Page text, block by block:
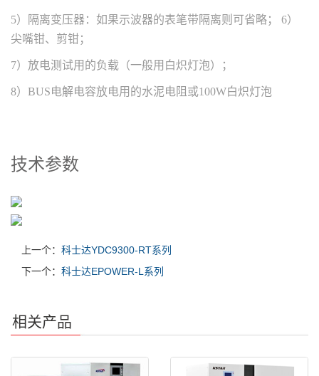
5）隔离变压器：如果示波器的表笔带隔离则可省略； 6）
尖嘴钳、剪钳；
7）放电测试用的负载（一般用白炽灯泡）；
8）BUS电解电容放电用的水泥电阻或100W白炽灯泡
技术参数
上一个： 科士达YDC9300-RT系列
下一个： 科士达EPOWER-L系列
相关产品